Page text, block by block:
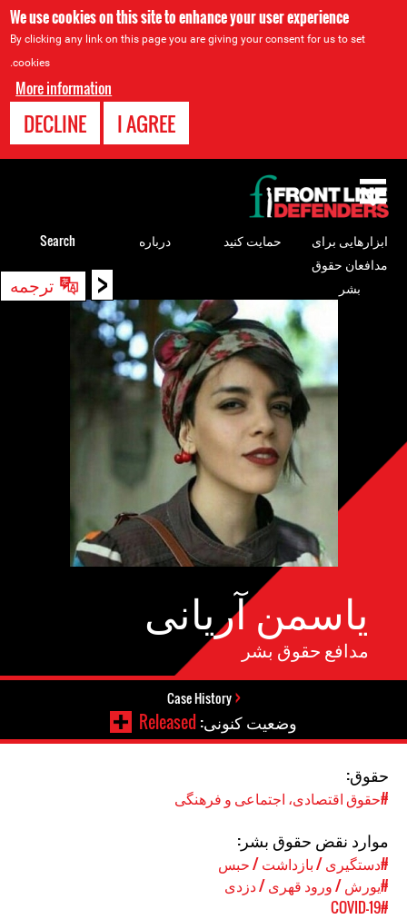
We use cookies on this site to enhance your user experience
By clicking any link on this page you are giving your consent for us to set
cookies.
More information
I AGREE
DECLINE
< ترجمه
Back
یاسمن آریانی
مدافع حقوق بشر
Case History
وضعیت کنونی:Released
حقوق:
#حقوق اقتصادی، اجتماعی و فرهنگی
موارد نقض حقوق بشر:
#دستگیری / بازداشت / حبس
#یورش / ورود قهری / دزدی
#COVID-19
to
top
ابزارهایی برای
مدافعان حقوق
بشر
حمایت کنید درباره Search